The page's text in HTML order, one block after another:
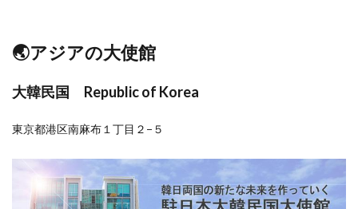
🌏アジアの大使館
大韓民国 Republic of Korea
東京都港区南麻布１丁目２−５